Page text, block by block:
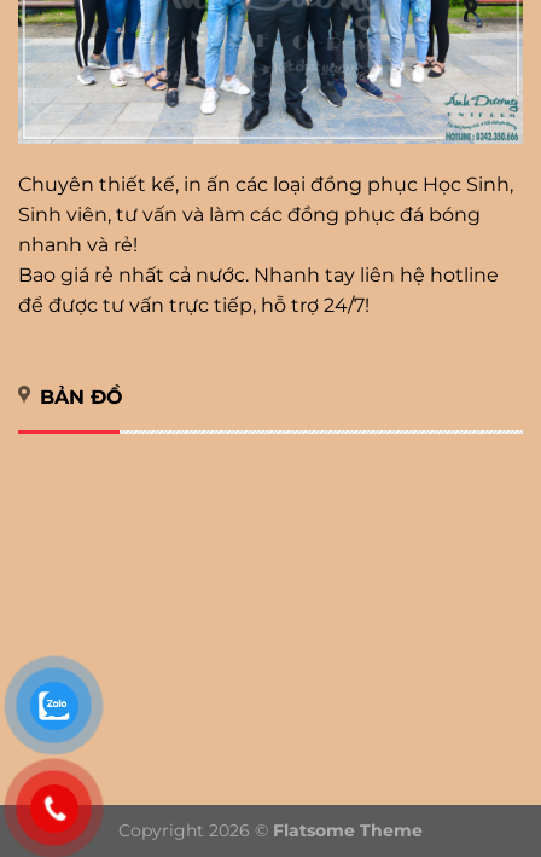
Chuyên thiết kế, in ấn các loại đồng phục Học Sinh,
Sinh viên, tư vấn và làm các đồng phục đá bóng
nhanh và rẻ!
Bao giá rẻ nhất cả nước. Nhanh tay liên hệ hotline
để được tư vấn trực tiếp, hỗ trợ 24/7!
BẢN ĐỒ
Copyright 2026 © Flatsome Theme